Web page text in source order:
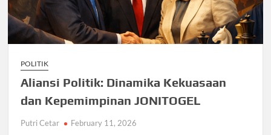
POLITIK
Aliansi Politik: Dinamika Kekuasaan
dan Kepemimpinan JONITOGEL
Putri Cetar February 11, 2026